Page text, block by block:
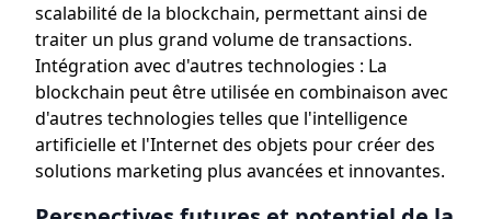
scalabilité de la blockchain, permettant ainsi de
traiter un plus grand volume de transactions.
Intégration avec d'autres technologies : La
blockchain peut être utilisée en combinaison avec
d'autres technologies telles que l'intelligence
artificielle et l'Internet des objets pour créer des
solutions marketing plus avancées et innovantes.